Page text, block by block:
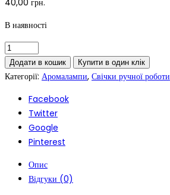
В наявності
Додати в кошик Купити в один клік
Категорії: Аромалампи, Свічки ручної роботи
Facebook
Twitter
Google
Pinterest
Опис
Відгуки (0)